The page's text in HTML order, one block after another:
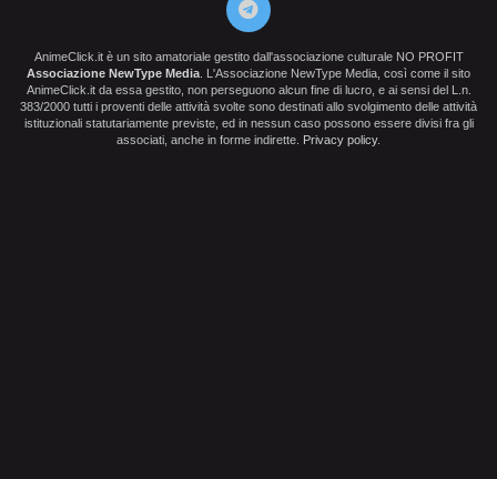
AnimeClick.it è un sito amatoriale gestito dall'associazione culturale NO PROFIT
Associazione NewType Media . L'Associazione NewType Media, così come il sito
AnimeClick.it da essa gestito, non perseguono alcun fine di lucro, e ai sensi del L.n.
383/2000 tutti i proventi delle attività svolte sono destinati allo svolgimento delle attività
istituzionali statutariamente previste, ed in nessun caso possono essere divisi fra gli
associati, anche in forme indirette.
Privacy policy.